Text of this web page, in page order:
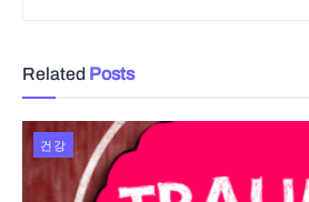
Related Posts
건강